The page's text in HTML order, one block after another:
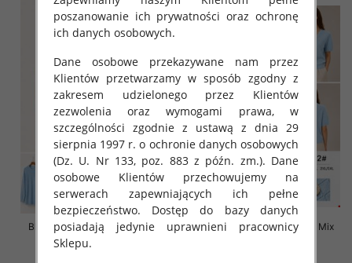
Bluzki damskie Roz L-3XL, Mix
Kolor Paczka 10 szt
Bluzki damskie Roz L-3XL, Mix
poszanowanie ich prywatności oraz ochronę
ich danych osobowych.
Dane osobowe przekazywane nam przez
Klientów przetwarzamy w sposób zgodny z
zakresem udzielonego przez Klientów
zezwolenia oraz wymogami prawa, w
szczególności zgodnie z ustawą z dnia 29
sierpnia 1997 r. o ochronie danych osobowych
(Dz. U. Nr 133, poz. 883 z późn. zm.). Dane
osobowe Klientów przechowujemy na
serwerach zapewniających ich pełne
bezpieczeństwo. Dostęp do bazy danych
posiadają jedynie uprawnieni pracownicy
Sklepu.